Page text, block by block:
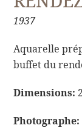
1937
Aquarelle
buffet du
Dimensions:
Photographe: